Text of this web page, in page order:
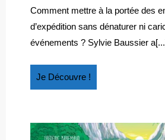
RÉCIT
À
DES
ENFANTS
un
à
Comment mettre à la portée des
d’expédition sans dénaturer ni
événements ? Sylvie Baussier
Je Découvre !
Découvre